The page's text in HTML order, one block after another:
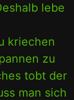
lebe
kriechen
zu
tobt der
man sich